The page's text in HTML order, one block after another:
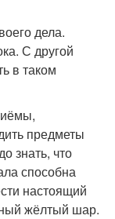
дела.
С другой
в таком
предметы
знать, что
способна
настоящий
жёлтый шар.